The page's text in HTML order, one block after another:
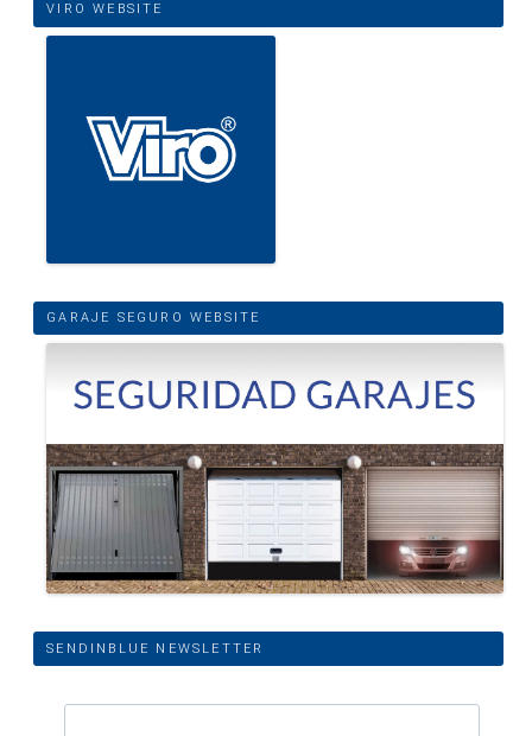
VIRO WEBSITE
GARAJE SEGURO WEBSITE
SENDINBLUE NEWSLETTER